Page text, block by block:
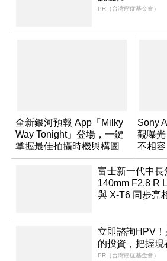
PR（台灣癌症基金會）
全新銀河預報 App「Milky
Way Tonight」登場，一鍵
掌握最佳拍攝時機與構圖
Sony
觀曝
不相容
富士新一代中
140mm F2.8 R
與 X-T6 同步亮
立即諮詢HPV
的投資，把握現
PR（台灣癌症基金會）